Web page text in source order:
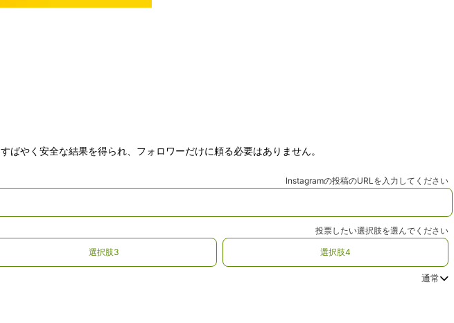
やく安全な結果を得られ、フォロワーだけに頼る必要はありません。
Instagramの投稿のURLを入力してください
投票したい選択肢を選んでください
選択肢3 選択肢4
通常